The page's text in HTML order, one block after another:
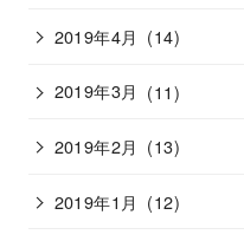
2019年4月 (14)
2019年3月 (11)
2019年2月 (13)
2019年1月 (12)